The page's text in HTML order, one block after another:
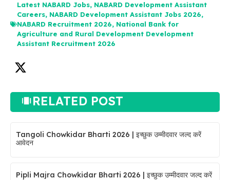
Latest NABARD Jobs, NABARD Development Assistant
Careers, NABARD Development Assistant Jobs 2026,
NABARD Recruitment 2026, National Bank for
Agriculture and Rural Development Development
Assistant Recruitment 2026
RELATED POST
Tangoli Chowkidar Bharti 2026 | इच्छुक उम्मीदवार जल्द करें
आवेदन
Pipli Majra Chowkidar Bharti 2026 | इच्छुक उम्मीदवार जल्द करें